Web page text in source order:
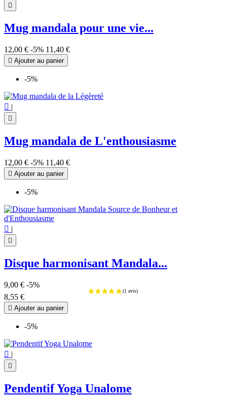

Mug mandala pour une vie...
12,00 € -5% 11,40 €
 Ajouter au panier
-5%
 |

Mug mandala de L'enthousiasme
12,00 € -5% 11,40 €
 Ajouter au panier
-5%
 |

Disque harmonisant Mandala...
9,00 € -5%
8,55 €
 Ajouter au panier
-5%
 |

Pendentif Yoga Unalome